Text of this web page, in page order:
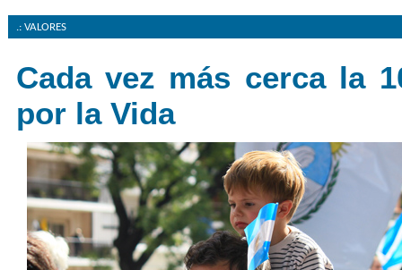
.: VALORES
Cada vez más cerca la
por la Vida